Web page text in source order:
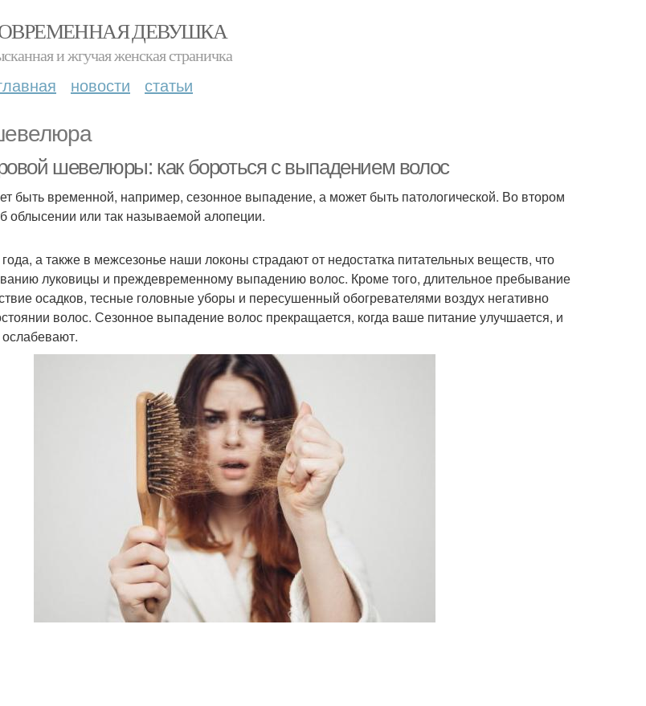
ДЕВУШКА
и жгучая женская страничка
новости статьи
шевелюры: как бороться с выпадением волос
быть временной, например, сезонное выпадение, а может быть патологической. Во втором
облысении или так называемой алопеции.
а также в межсезонье наши локоны страдают от недостатка питательных веществ, что
луковицы и преждевременному выпадению волос. Кроме того, длительное пребывание
осадков, тесные головные уборы и пересушенный обогревателями воздух негативно
волос. Сезонное выпадение волос прекращается, когда ваше питание улучшается, и